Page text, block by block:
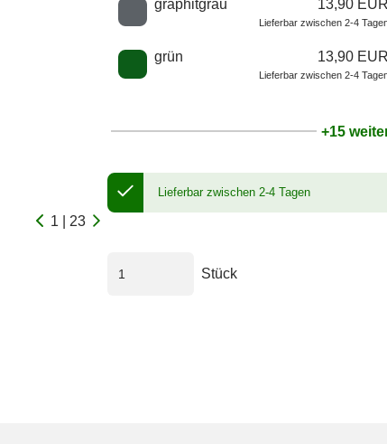
1 | 23
graphitgrau 13,90 EUR
Lieferbar zwischen 2-4
grün 13,90 EUR
Lieferbar zwischen 2-4
+15
Lieferbar zwischen 2-4 Tagen
Stück